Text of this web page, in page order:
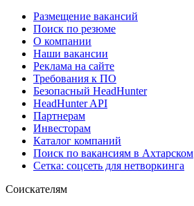
Размещение вакансий
Поиск по резюме
О компании
Наши вакансии
Реклама на сайте
Требования к ПО
Безопасный HeadHunter
HeadHunter API
Партнерам
Инвесторам
Каталог компаний
Поиск по вакансиям в Ахтарском
Сетка: соцсеть для нетворкинга
Соискателям